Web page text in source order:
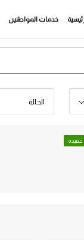
خدمات المواطنين
الحالة
تنفيذه